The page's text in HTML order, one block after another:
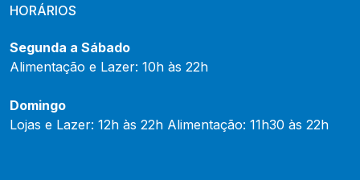
HORÁRIOS
Segunda a Sábado
Alimentação e Lazer: 10h às 22h
Domingo
Lojas e Lazer: 12h às 22h Alimentação: 11h30 às 22h